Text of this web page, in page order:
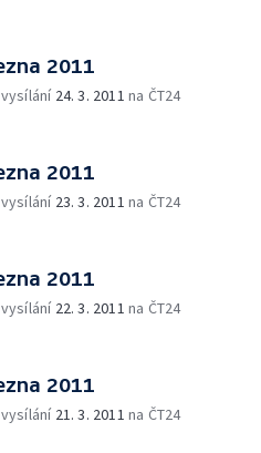
2011
24. 3. 2011 na ČT24
2011
23. 3. 2011 na ČT24
2011
22. 3. 2011 na ČT24
2011
21. 3. 2011 na ČT24